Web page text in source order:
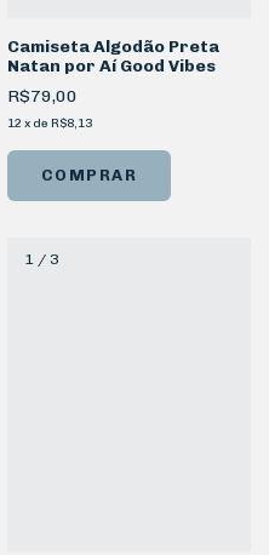
Camiseta Algodão Preta
Natan por Aí Good Vibes
R$79,00
12 x de R$8,13
COMPRAR
1/ 3